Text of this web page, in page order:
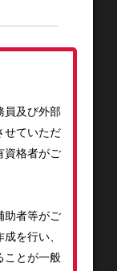
員及び外部
せていただ
資格者がご
助者等がご
を行い、
ことが一般